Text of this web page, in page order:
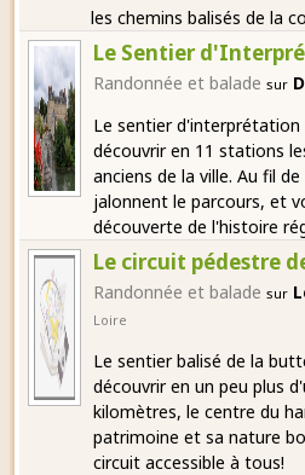
les chemins balisés de la
Le Sentier
Randonnée et balade sur
Le sentier
découvrir en 11 stations
anciens de la ville. Au fil
jalonnent le parcours, et
découverte de l'histoire
Le circuit pédestre
Randonnée et balade sur
Loire
Le sentier balisé de la
découvrir en un peu plus
kilomètres, le centre du
patrimoine et sa nature
circuit accessible à tous!